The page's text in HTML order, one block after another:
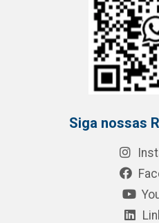
Siga nossas